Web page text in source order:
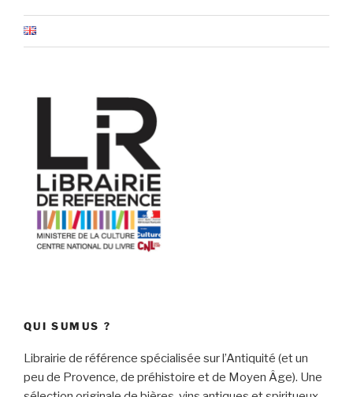
QUI SUMUS ?
Librairie de référence spécialisée sur l’Antiquité (et un
peu de Provence, de préhistoire et de Moyen Âge). Une